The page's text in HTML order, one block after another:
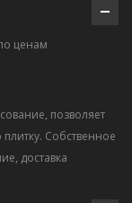
ценам
позволяет
Собственное
доставка